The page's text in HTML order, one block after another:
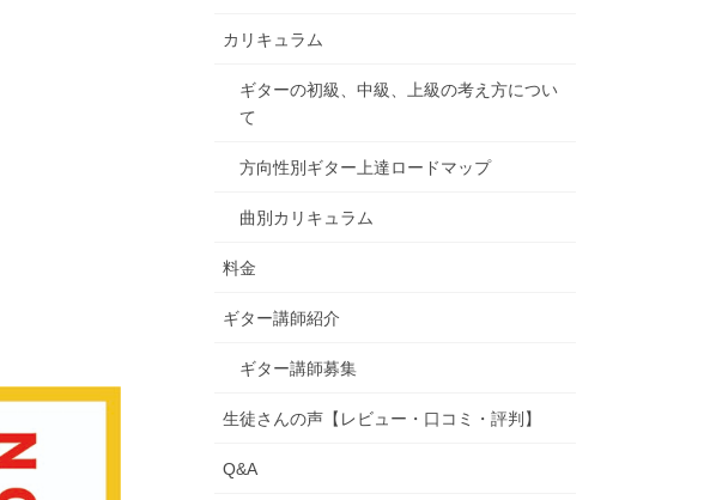
カリキュラム
ギターの初級、中級、上級の考え方につい
て
方向性別ギター上達ロードマップ
曲別カリキュラム
料金
ギター講師紹介
ギター講師募集
生徒さんの声【レビュー・口コミ・評判】
Q&A